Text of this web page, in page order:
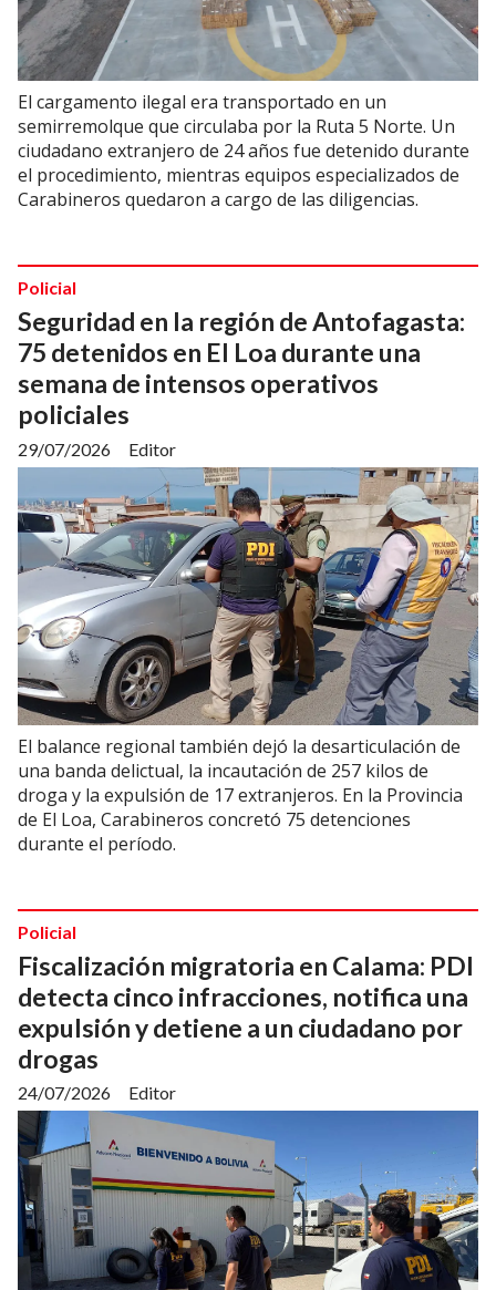
El cargamento ilegal era transportado en un
semirremolque que circulaba por la Ruta 5 Norte. Un
ciudadano extranjero de 24 años fue detenido durante
el procedimiento, mientras equipos especializados de
Carabineros quedaron a cargo de las diligencias.
Seguridad en la región de Antofagasta:
75 detenidos en El Loa durante una
semana de intensos operativos
policiales
Editor
Policial
29/07/2026
El balance regional también dejó la desarticulación de
una banda delictual, la incautación de 257 kilos de
droga y la expulsión de 17 extranjeros. En la Provincia
de El Loa, Carabineros concretó 75 detenciones
durante el período.
Fiscalización migratoria en Calama: PDI
detecta cinco infracciones, notifica una
expulsión y detiene a un ciudadano por
drogas
Editor
Policial
24/07/2026